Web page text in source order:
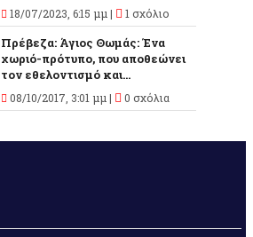
18/07/2023, 6:15 μμ | 1 σχόλιο
Πρέβεζα: Άγιος Θωμάς: Ένα
χωριό-πρότυπο, που αποθεώνει
τον εθελοντισμό και...
08/10/2017, 3:01 μμ | 0 σχόλια